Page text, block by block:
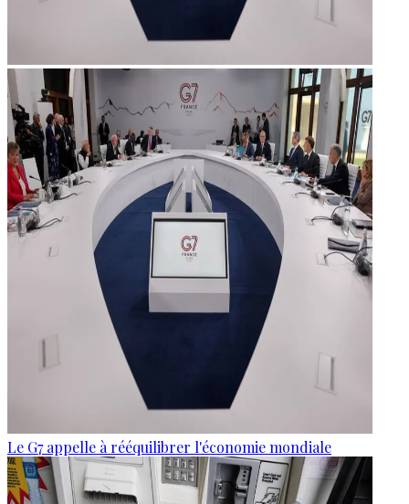
Le G7 appelle à rééquilibrer l'économie mondiale